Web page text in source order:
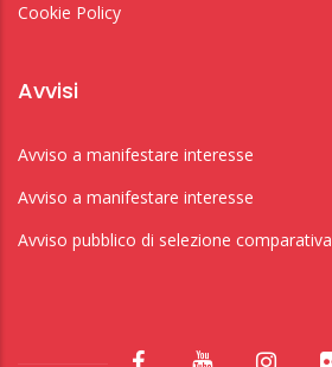
Cookie Policy
Avvisi
Avviso a manifestare interesse
Avviso a manifestare interesse
Avviso pubblico di selezione comparativa